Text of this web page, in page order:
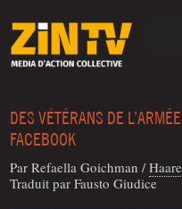
DES VÉTÉRANS DE
FACEBOOK
Par Refael­la Goichman /
Tra­duit par Faus­to Giudice